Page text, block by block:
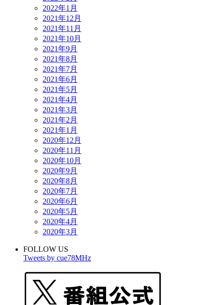
2022年1月
2021年12月
2021年11月
2021年10月
2021年9月
2021年8月
2021年7月
2021年6月
2021年5月
2021年4月
2021年3月
2021年2月
2021年1月
2020年12月
2020年11月
2020年10月
2020年9月
2020年8月
2020年7月
2020年6月
2020年5月
2020年4月
2020年3月
FOLLOW US
Tweets by cue78MHz